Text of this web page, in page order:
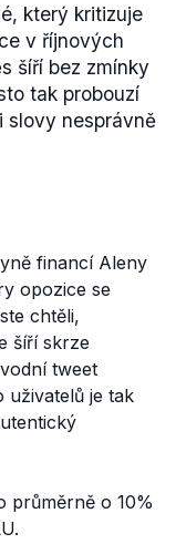
který kritizuje
v říjnových
šíří bez zmínky
tak probouzí
slovy nesprávně
financí Aleny
opozice se
chtěli,
šíří skrze
tweet
uživatelů je tak
průměrně o 10%